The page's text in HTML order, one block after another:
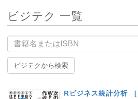
ビジテク 一覧
書籍名
ビジテクから検索
Rビジネス統計分析 ［